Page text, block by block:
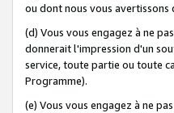
ou dont nous vous
(d) Vous vous engagez à ne
donnerait l'impression d'un
service, toute partie ou toute
Programme).
(e) Vous vous engagez à ne